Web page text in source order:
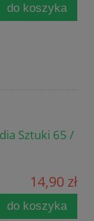
do koszyka
Sztuki 65 /
14,90 zł
do koszyka